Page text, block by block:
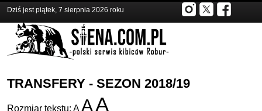
Dziś jest piątek, 7 sierpnia 2026 roku
TRANSFERY - SEZON 2018/19
Rozmiar tekstu: A AA